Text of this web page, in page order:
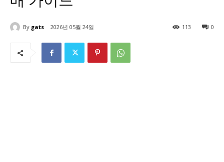
By gats 2026년 05월 24일 0
113